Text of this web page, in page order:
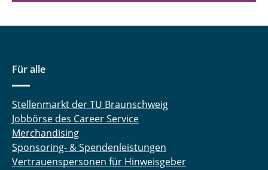
Für alle
Stellenmarkt der TU Braunschweig
Jobbörse des Career Service
Merchandising
Sponsoring- & Spendenleistungen
Vertrauenspersonen für Hinweisgeber